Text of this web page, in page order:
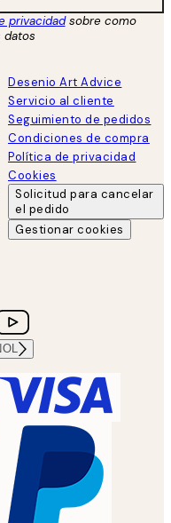
privacidadsobre como
datos
Desenio Art Advice
Servicio al cliente
Seguimiento de pedidos
Condiciones de compra
Política de privacidad
Cookies
Solicitud para cancelar
el pedido
Gestionar cookies